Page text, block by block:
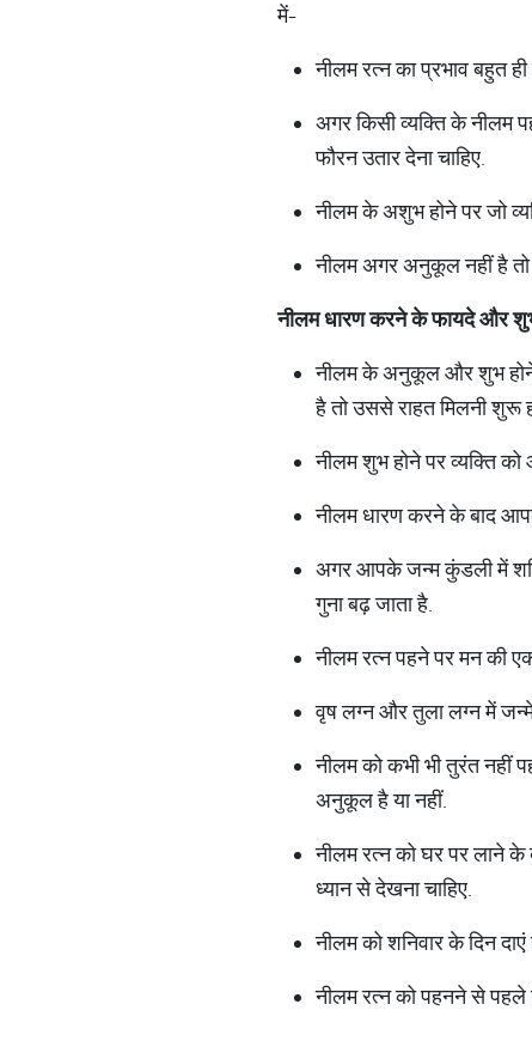
में-
नीलम रत्न का प्रभाव बहुत
अगर किसी व्यक्ति के नीलम
फौरन उतार देना चाहिए.
नीलम के अशुभ होने पर जो
नीलम अगर अनुकूल नहीं है
नीलमधारणकरनेकेफायदेऔर
नीलम के अनुकूल और शुभ होने
है तो उससे राहत मिलनी शुरू
नीलम शुभ होने पर व्यक्ति
नीलम धारण करने के बाद
अगर आपके जन्म कुंडली में शनि
गुना बढ़ जाता है.
नीलम रत्न पहने पर मन की
वृष लग्न और तुला लग्न में जन्मे
नीलम को कभी भी तुरंत नहीं
अनुकूल है या नहीं.
नीलम रत्न को घर पर लाने
ध्यान से देखना चाहिए.
नीलम को शनिवार के दिन
नीलम रत्न को पहनने से पहले